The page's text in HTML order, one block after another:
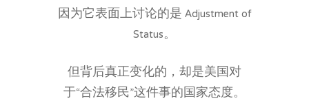
因为它表面上讨论的是 Adjustment of
Status。
但背后真正变化的，却是美国对
于“合法移民”这件事的国家态度。